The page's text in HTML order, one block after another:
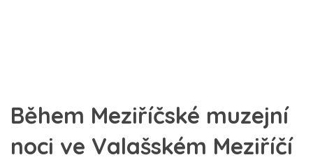
Během Meziříčské muzejní
noci ve Valašském Meziříčí